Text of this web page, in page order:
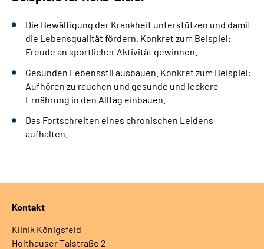
Die Bewältigung der Krankheit unterstützen und damit
die Lebensqualität fördern. Konkret zum Beispiel:
Freude an sportlicher Aktivität gewinnen.
Gesunden Lebensstil ausbauen. Konkret zum Beispiel:
Aufhören zu rauchen und gesunde und leckere
Ernährung in den Alltag einbauen.
Das Fortschreiten eines chronischen Leidens
aufhalten.
Kontakt
Klinik Königsfeld
Holthauser Talstraße 2